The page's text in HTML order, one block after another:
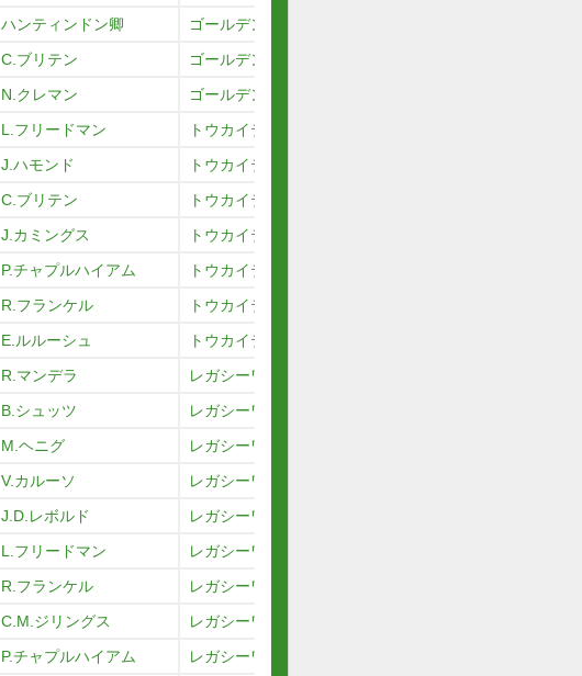
ハンティンドン卿
ゴールデンフェザント
C.ブリテン
ゴールデンフェザント
N.クレマン
ゴールデンフェザント
L.フリードマン
トウカイテイオー
J.ハモンド
トウカイテイオー
C.ブリテン
トウカイテイオー
J.カミングス
トウカイテイオー
P.チャプルハイアム
トウカイテイオー
R.フランケル
トウカイテイオー
E.ルルーシュ
トウカイテイオー
R.マンデラ
レガシーワールド
B.シュッツ
レガシーワールド
M.ヘニグ
レガシーワールド
V.カルーソ
レガシーワールド
J.D.レボルド
レガシーワールド
L.フリードマン
レガシーワールド
R.フランケル
レガシーワールド
C.M.ジリングス
レガシーワールド
P.チャプルハイアム レガシーワールド